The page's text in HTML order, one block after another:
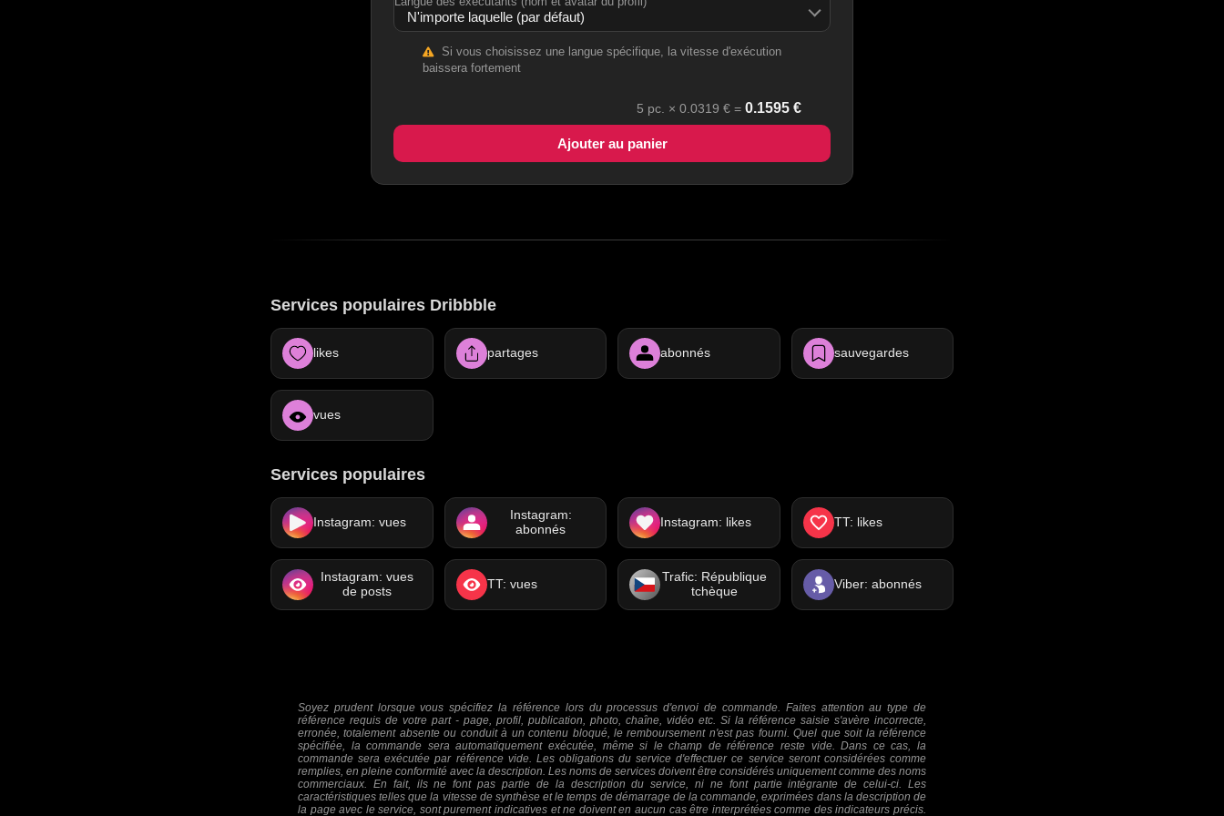
Si vous choisissez une langue spécifique, la vitesse d'exécution
baissera fortement
5 рс. × 0.0319 € = 0.1595 €
Ajouter au panier
Services populaires Dribbble
likes partages abonnés sauvegardes
vues
Services populaires
Instagram: vues
Instagram:
abonnés
Instagram: likes TT: likes
Instagram: vues
de posts
TT: vues
Trafic: République
tchèque
Viber: abonnés
Soyez prudent lorsque vous spécifiez la référence lors du processus d'envoi de commande. Faites attention au type de
référence requis de votre part - page, profil, publication, photo, chaîne, vidéo etc. Si la référence saisie s'avère incorrecte,
erronée, totalement absente ou conduit à un contenu bloqué, le remboursement n'est pas fourni. Quel que soit la référence
spécifiée, la commande sera automatiquement exécutée, même si le champ de référence reste vide. Dans ce cas, la
commande sera exécutée par référence vide. Les obligations du service d'effectuer ce service seront considérées comme
remplies, en pleine conformité avec la description. Les noms de services doivent être considérés uniquement comme des noms
commerciaux. En fait, ils ne font pas partie de la description du service, ni ne font partie intégrante de celui-ci. Les
caractéristiques telles que la vitesse de synthèse et le temps de démarrage de la commande, exprimées dans la description de
la page avec le service, sont purement indicatives et ne doivent en aucun cas être interprétées comme des indicateurs précis.